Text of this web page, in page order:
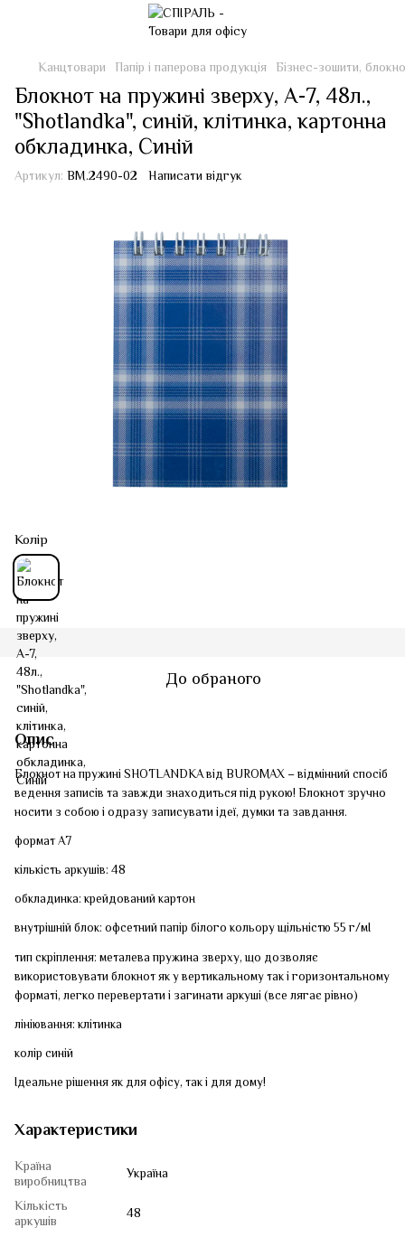
Канцтовари Папір і паперова продукція Бізнес-зошити,
Блокнот на пружині зверху, А-7, 48л.,
"Shotlandka", синій, клітинка, картонна
обкладинка, Синій
Артикул: BM.2490-02 Написати відгук
Колір
До обраного
Опис
Блокнот на пружині SHOTLANDKA від BUROMAX – відмінний спосіб
ведення записів та завжди знаходиться під рукою! Блокнот зручно
носити з собою і одразу записувати ідеї, думки та завдання.
формат А7
кількість аркушів: 48
обкладинка: крейдований картон
внутрішній блок: офсетний папір білого кольору щільністю 55 г/мІ
тип скріплення: металева пружина зверху, що дозволяє
використовувати блокнот як у вертикальному так і горизонтальному
форматі, легко перевертати і загинати аркуші (все лягає рівно)
лініювання: клітинка
колір синій
Ідеальне рішення як для офісу, так і для дому!
Характеристики
Країна
виробництва
Україна
Кількість
аркушів
48